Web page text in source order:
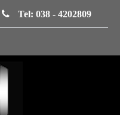
Tel: 038 - 4202809